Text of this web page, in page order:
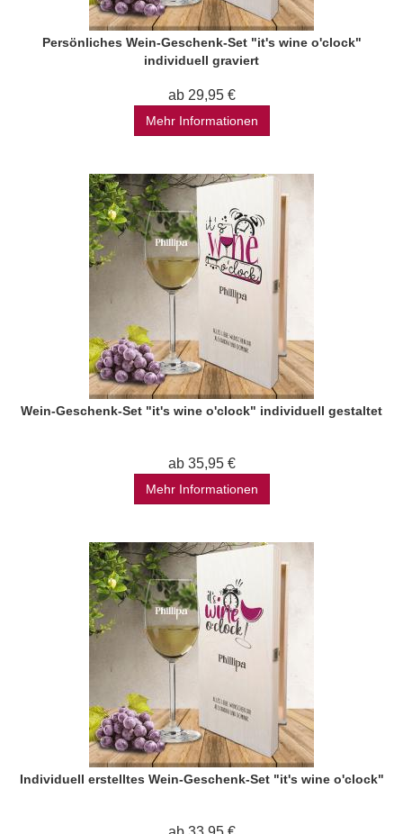
Persönliches Wein-Geschenk-Set "it's wine o'clock"
individuell graviert
ab 29,95 €
Mehr Informationen
Wein-Geschenk-Set "it's wine o'clock" individuell gestaltet
ab 35,95 €
Mehr Informationen
Individuell erstelltes Wein-Geschenk-Set "it's wine o'clock"